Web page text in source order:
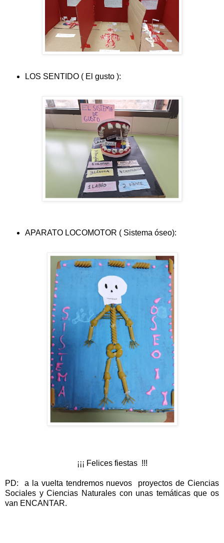
LOS SENTIDO ( El gusto ):
APARATO LOCOMOTOR ( Sistema óseo):
¡¡¡ Felices fiestas !!!
PD: a la vuelta tendremos nuevos proyectos de Ciencias
Sociales y Ciencias Naturales con unas temáticas que os
van ENCANTAR.